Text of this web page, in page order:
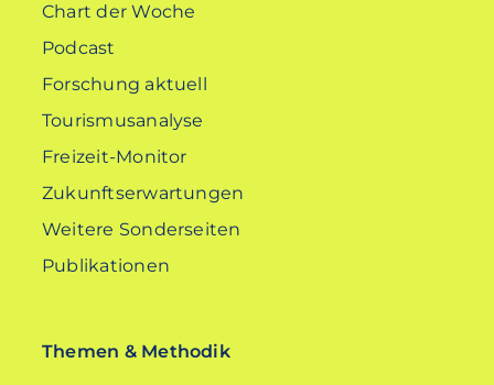
Chart der Woche
Podcast
Forschung aktuell
Tourismusanalyse
Freizeit-Monitor
Zukunftserwartungen
Weitere Sonderseiten
Publikationen
Themen & Methodik